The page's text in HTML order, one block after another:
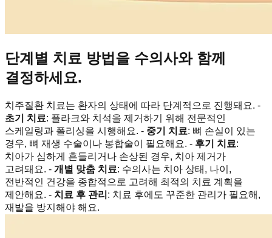
단계별 치료 방법을 수의사와 함께
결정하세요.
치주질환 치료는 환자의 상태에 따라 단계적으로 진행돼요. -
초기 치료: 플라크와 치석을 제거하기 위해 전문적인
스케일링과 폴리싱을 시행해요. - 중기 치료: 뼈 손실이 있는
경우, 뼈 재생 수술이나 봉합술이 필요해요. - 후기 치료:
치아가 심하게 흔들리거나 손상된 경우, 치아 제거가
고려돼요. - 개별 맞춤 치료: 수의사는 치아 상태, 나이,
전반적인 건강을 종합적으로 고려해 최적의 치료 계획을
제안해요. - 치료 후 관리 : 치료 후에도 꾸준한 관리가 필요해,
재발을 방지해야 해요.